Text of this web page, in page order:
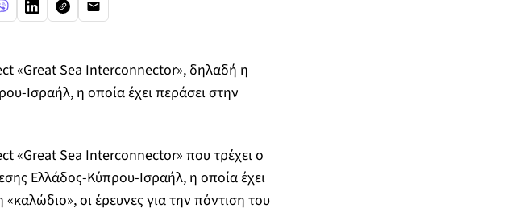
«Great Sea Interconnector», δηλαδή η
Ισραήλ, η οποία έχει περάσει στην
«Great Sea Interconnector» που τρέχει ο
Ελλάδος-Κύπρου-Ισραήλ, η οποία έχει
οι έρευνες για την πόντιση του